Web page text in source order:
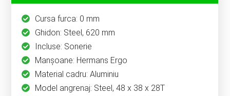
Cursa furca: 0 mm
Ghidon: Steel, 620 mm
Incluse: Sonerie
Manşoane: Hermans Ergo
Material cadru: Aluminiu
Model angrenaj: Steel, 48 x 38 x 28T